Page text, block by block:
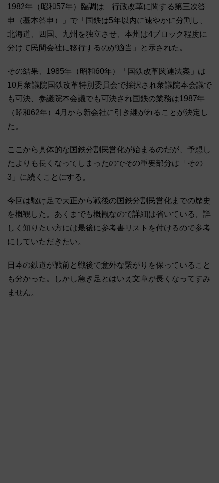
1982年（昭和57年）臨調は「行政改革に関する第三次答
申（基本答申）」で「国鉄は5年以内に速やかに分割し、
北海道、四国、九州を独立させ、本州は4ブロック程度に
分けて民間会社に移行するのが適当」と示された。
その結果、1985年（昭和60年）「国鉄改革関連法案」は
10月衆議院国鉄改革特別委員会で採択され衆議院本会議で
も可決、参議院本会議でも可決され国鉄の業務は1987年
（昭和62年）4月から新会社に引き継がれることが決定し
た。
ここから具体的な国鉄分割民営化が始まるのだが、予想し
たよりも長くなってしまったのでその重要部分は「その
3」に続くことにする。
今回は駆け足で大正から戦後の国鉄分割民営化までの歴史
を概観した。あくまでも概観なので詳細は省いている。詳
しく知りたい方には最後に参考書リストを付けるので参考
にしていただきたい。
日本の鉄道が戦前と戦後で意外な繫がりを保っていること
も分かった。しかし急ぎ足とはいえ文章が長くなってすみ
ません。